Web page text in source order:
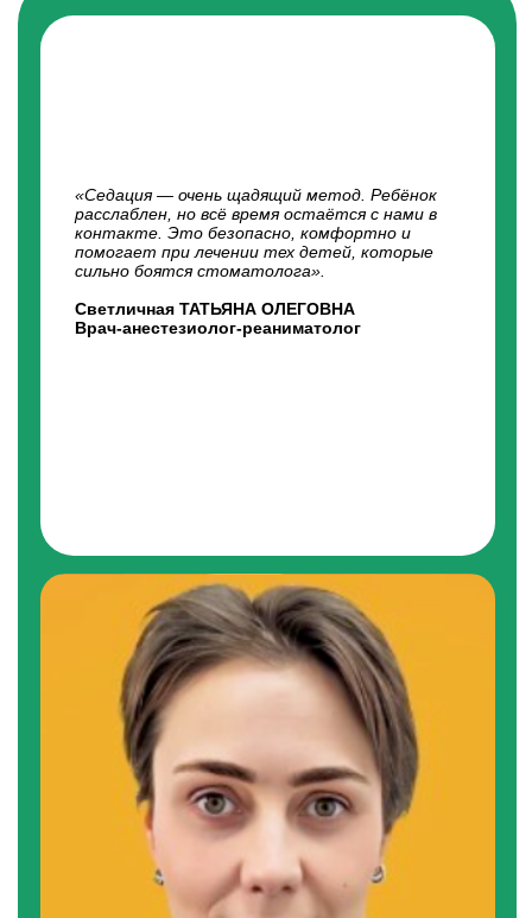
Телеграмм +7 926 036 36 57
Режим работы:
пн-пт 09:00 — 21:00
сб, вс 09:00 — 19:00
Дантистъ Грандъ плюс в Щербинке
Режим работы:
пн-пт 10:00 — 22:00
сб, вс 10:00 — 19:00
сайт
сайт
Адрес: Московская область, Ленинский городской округ,
Лопатино пгт, улица Сухановская, 17, помещение 2.
КАК НАС НАЙТИ
Как добраться: от м «Бутово» автобус № 379 до
Email: yesdantist2@yandex.ru
+7 (925) 580-56-
(Телеграмм)
+7 (495) 401-65-05